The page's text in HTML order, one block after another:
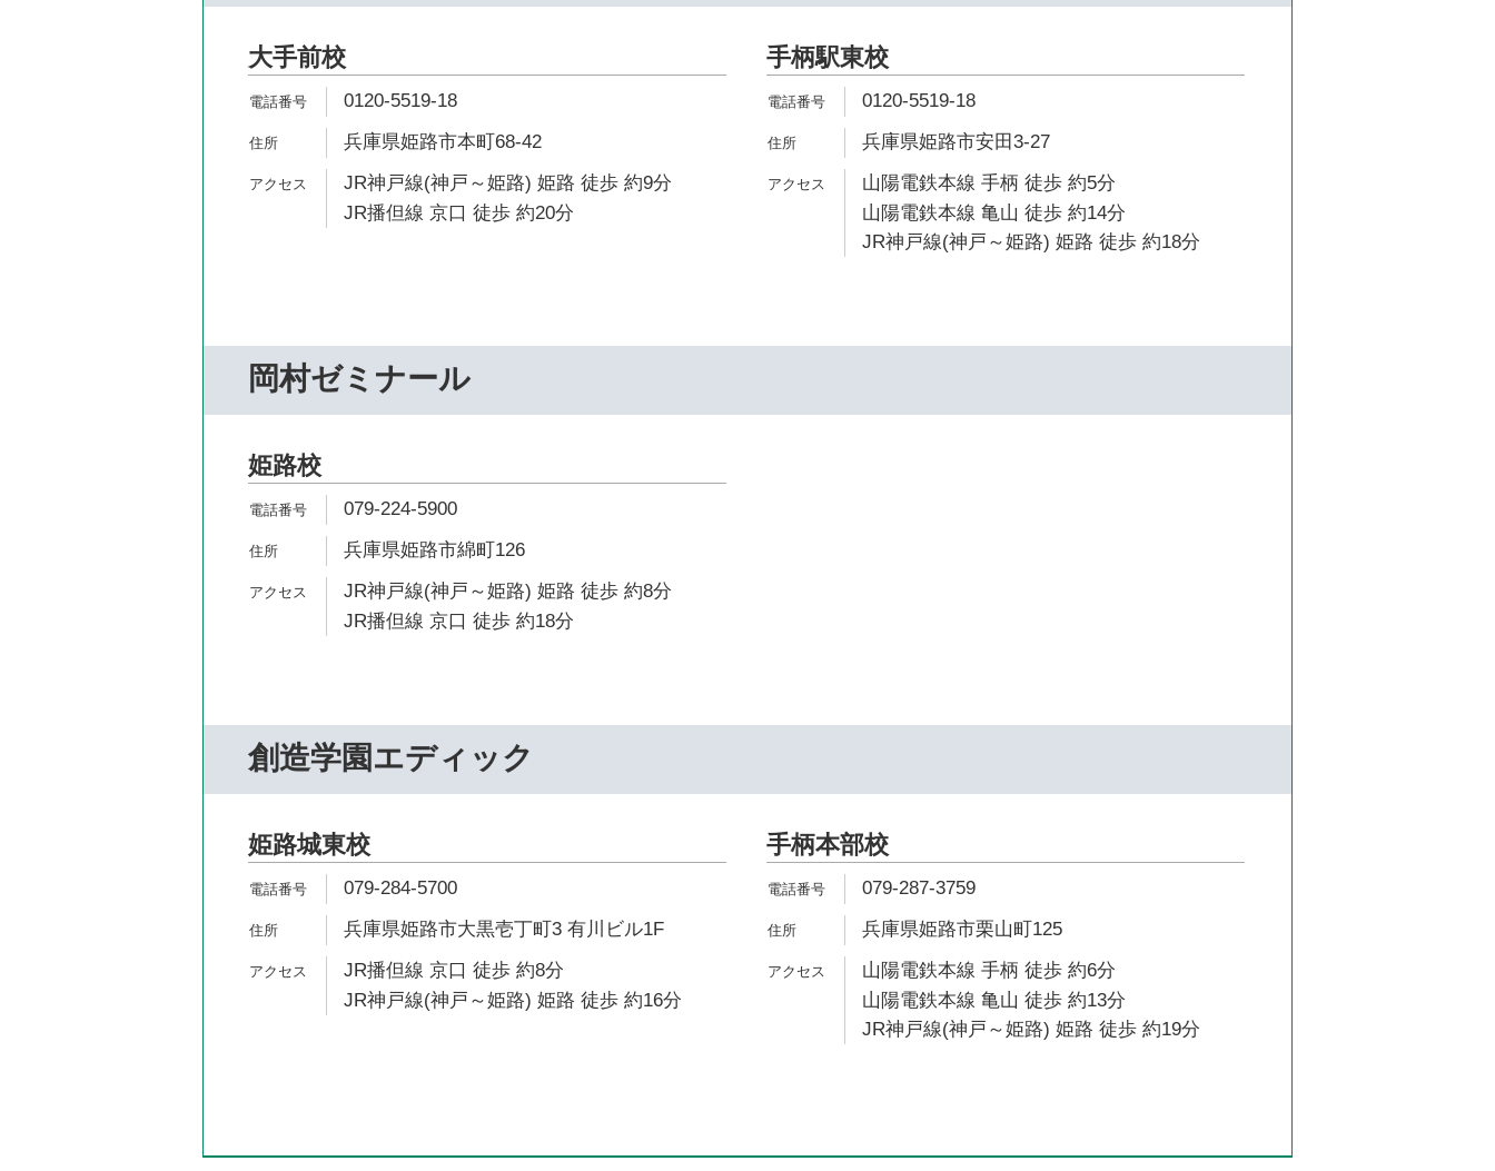
大手前校
0120-5519-18
兵庫県姫路市本町68-42
JR神戸線(神戸～姫路) 姫路 徒歩 約9分
JR播但線 京口 徒歩 約20分
手柄駅東校
0120-5519-18
兵庫県姫路市安田3-27
山陽電鉄本線 手柄 徒歩 約5分
山陽電鉄本線 亀山 徒歩 約14分
JR神戸線(神戸～姫路) 姫路 徒歩 約18分
岡村ゼミナール
姫路校
079-224-5900
兵庫県姫路市綿町126
JR神戸線(神戸～姫路) 姫路 徒歩 約8分
JR播但線 京口 徒歩 約18分
創造学園エディック
姫路城東校
079-284-5700
兵庫県姫路市大黒壱丁町3 有川ビル1F
JR播但線 京口 徒歩 約8分
JR神戸線(神戸～姫路) 姫路 徒歩 約16分
手柄本部校
079-287-3759
兵庫県姫路市栗山町125
山陽電鉄本線 手柄 徒歩 約6分
山陽電鉄本線 亀山 徒歩 約13分
JR神戸線(神戸～姫路) 姫路 徒歩 約19分